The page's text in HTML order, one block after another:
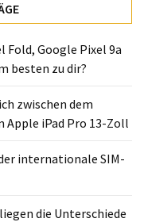
Fold, Google Pixel 9a
besten zu dir?
zwischen dem
Apple iPad Pro 13-Zoll
internationale SIM-
die Unterschiede